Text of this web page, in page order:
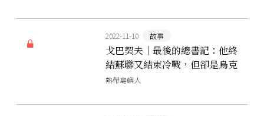
2022-11-10 故事
戈巴契夫｜最後的總書記：他終
結蘇聯又結束冷戰，但卻是烏克
蘭人眼中的頭號不受歡迎人物
熱帶島嶼人